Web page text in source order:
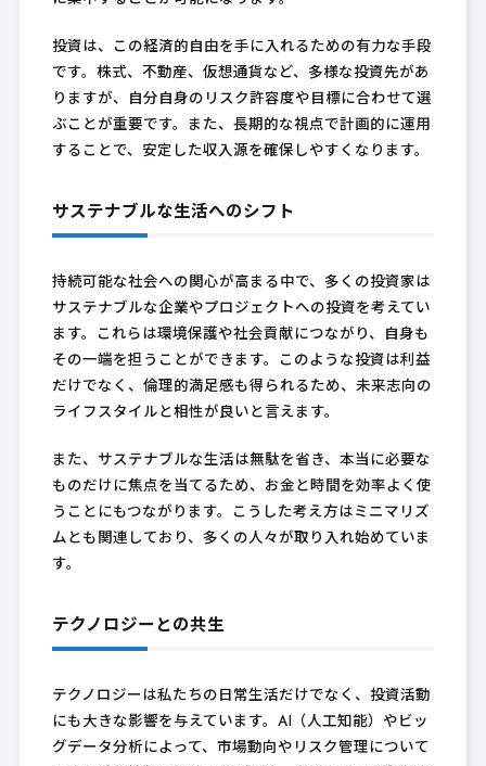
投資は、この経済的自由を手に入れるための有力な手段
です。株式、不動産、仮想通貨など、多様な投資先があ
りますが、自分自身のリスク許容度や目標に合わせて選
ぶことが重要です。また、長期的な視点で計画的に運用
することで、安定した収入源を確保しやすくなります。
サステナブルな生活へのシフト
持続可能な社会への関心が高まる中で、多くの投資家は
サステナブルな企業やプロジェクトへの投資を考えてい
ます。これらは環境保護や社会貢献につながり、自身も
その一端を担うことができます。このような投資は利益
だけでなく、倫理的満足感も得られるため、未来志向の
ライフスタイルと相性が良いと言えます。
また、サステナブルな生活は無駄を省き、本当に必要な
ものだけに焦点を当てるため、お金と時間を効率よく使
うことにもつながります。こうした考え方はミニマリズ
ムとも関連しており、多くの人々が取り入れ始めていま
す。
テクノロジーとの共生
テクノロジーは私たちの日常生活だけでなく、投資活動
にも大きな影響を与えています。AI（人工知能）やビッ
グデータ分析によって、市場動向やリスク管理について